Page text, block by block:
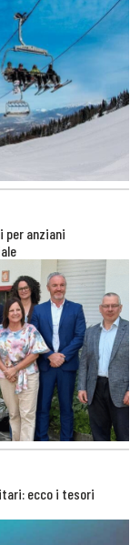
per anziani
ecco i tesori